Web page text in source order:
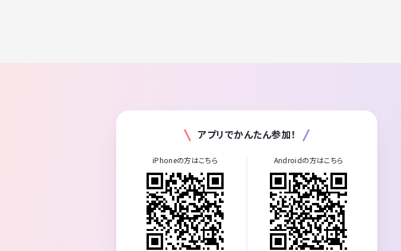
アプリでかんたん参加！
iPhoneの方はこちら Androidの方はこちら